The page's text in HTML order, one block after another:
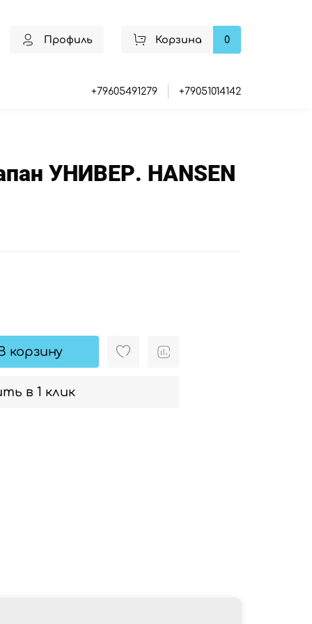
Профиль Корзина 0
+79605491279 +79051014142
УНИВЕР. HANSEN
корзину
в 1 клик